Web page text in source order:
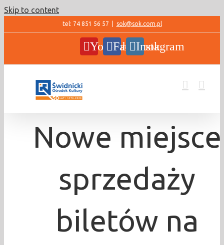
Skip to content
tel: 74 851 56 57 sok@sok.com.pl
YouTubeFacebookInstagram
Nowe miejsce
sprzedaży
biletów na